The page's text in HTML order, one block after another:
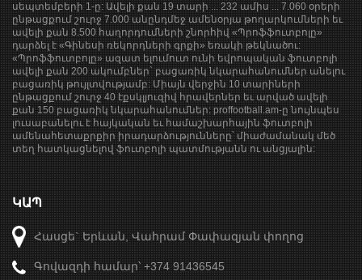
սեպտեմբերի 1-ը: Ավելի քան 19 տարի ... 232 ամիս ... 7.060 օրերի
ընթացքում շուրջ 7.000 անընդմեջ ամենօրյա թողարկումների եւ
ավելի քան 8.500 հաղորդումների շնորհիվ «Պրոֆֆուտբոլը»
դարձել է «Գինեսի ռեկորդների գրքի» եռակի թեկնածու:
«Պրոֆֆուտբոլը» ազատ ելումուտ ունի եվրոպական ֆուտբոլի
ավելի քան 200 ակումբներ` բացառիկ նկարահանումներ անելու
բացառիկ թույլտվությամբ: Միայն վերջին 10 տարիների
ընթացքում շուրջ 40 էքսկլյուզիվ հրավերներ եւ արված ավելի
քան 150 բացառիկ նկարահանումներ: proffootball.am-ը նույնպես
լուսաբանելու է հայկական եւ համաշխարհային ֆուտբոլի
ամենահետաքրքիր իրադարձությունները՝ միաժամանակ մեծ
տեղ հատկացնելով ֆուտբոլի պատմությանն ու անցյալին:
ԿԱՊ
Հասցե` Երևան, Վահրամ Փափազյան փողոց
Գովազդի համար՝ +374 91436545